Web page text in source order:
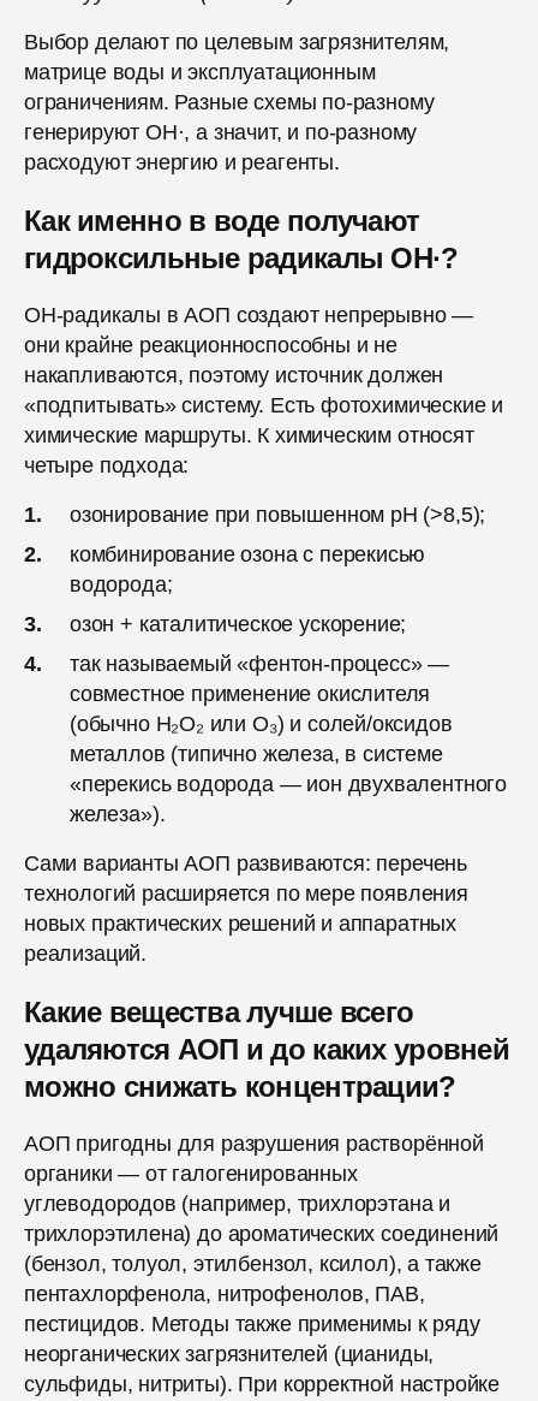
Выбор делают по целевым загрязнителям,
матрице воды и эксплуатационным
ограничениям. Разные схемы по-разному
генерируют ОН·, а значит, и по-разному
расходуют энергию и реагенты.
Как именно в воде получают
гидроксильные радикалы ОН·?
ОН-радикалы в АОП создают непрерывно —
они крайне реакционноспособны и не
накапливаются, поэтому источник должен
«подпитывать» систему. Есть фотохимические и
химические маршруты. К химическим относят
четыре подхода:
озонирование при повышенном pH (>8,5);
комбинирование озона с перекисью
водорода;
озон + каталитическое ускорение;
так называемый «фентон-процесс» —
совместное применение окислителя
(обычно H₂O₂ или O₃) и солей/оксидов
металлов (типично железа, в системе
«перекись водорода — ион двухвалентного
железа»).
Сами варианты АОП развиваются: перечень
технологий расширяется по мере появления
новых практических решений и аппаратных
реализаций.
Какие вещества лучше всего
удаляются АОП и до каких уровней
можно снижать концентрации?
АОП пригодны для разрушения растворённой
органики — от галогенированных
углеводородов (например, трихлорэтана и
трихлорэтилена) до ароматических соединений
(бензол, толуол, этилбензол, ксилол), а также
пентахлорфенола, нитрофенолов, ПАВ,
пестицидов. Методы также применимы к ряду
неорганических загрязнителей (цианиды,
сульфиды, нитриты). При корректной настройке